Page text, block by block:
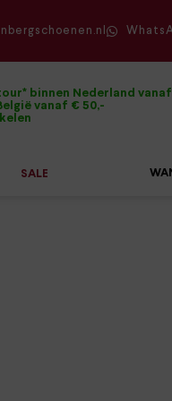
binnen Nederland
vanaf € 50,-
SALE